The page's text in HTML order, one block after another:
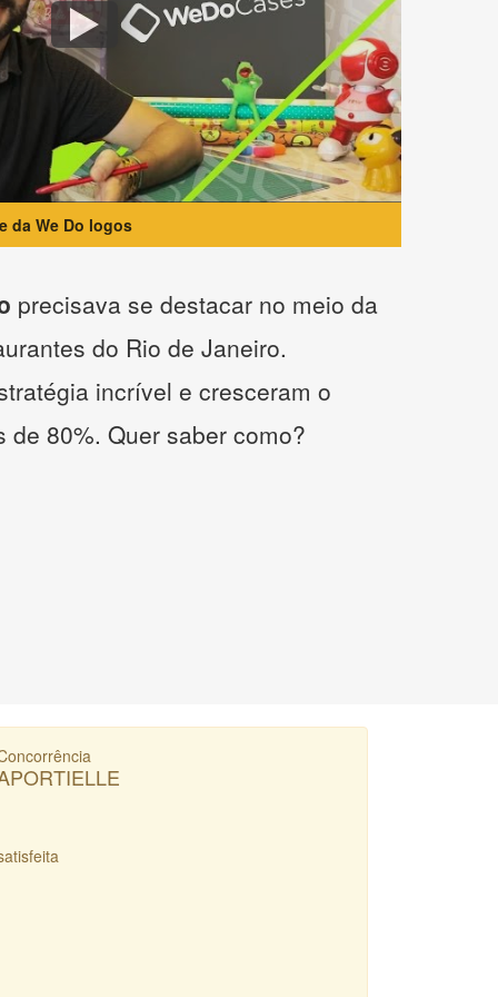
da We Do logos
precisava se destacar no meio da
do Rio de Janeiro.
incrível e cresceram o
de 80%. Quer saber como?